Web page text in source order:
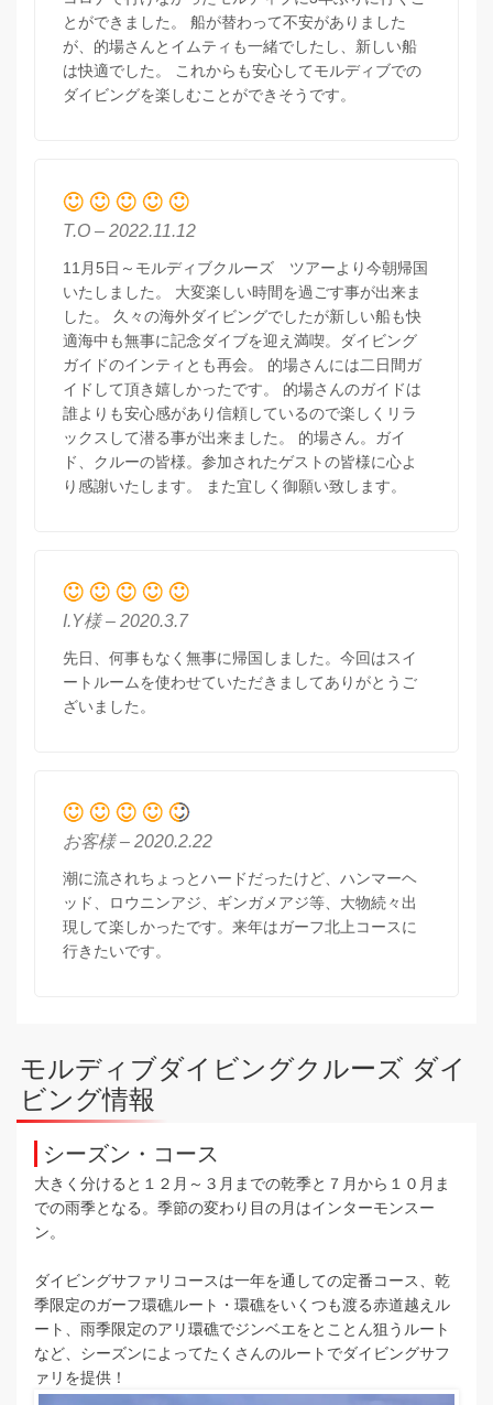
とができました。 船が替わって不安がありました
が、的場さんとイムティも一緒でしたし、新しい船
は快適でした。 これからも安心してモルディブでの
ダイビングを楽しむことができそうです。
T.O – 2022.11.12
11月5日～モルディブクルーズ ツアーより今朝帰国
いたしました。 大変楽しい時間を過ごす事が出来ま
した。 久々の海外ダイビングでしたが新しい船も快
適海中も無事に記念ダイブを迎え満喫。ダイビング
ガイドのインティとも再会。 的場さんには二日間ガ
イドして頂き嬉しかったです。 的場さんのガイドは
誰よりも安心感があり信頼しているので楽しくリラ
ックスして潜る事が出来ました。 的場さん。ガイ
ド、クルーの皆様。参加されたゲストの皆様に心よ
り感謝いたします。 また宜しく御願い致します。
I.Y様 – 2020.3.7
先日、何事もなく無事に帰国しました。今回はスイ
ートルームを使わせていただきましてありがとうご
ざいました。
お客様 – 2020.2.22
潮に流されちょっとハードだったけど、ハンマーヘ
ッド、ロウニンアジ、ギンガメアジ等、大物続々出
現して楽しかったです。来年はガーフ北上コースに
行きたいです。
モルディブダイビングクルーズ ダイ
ビング情報
シーズン・コース
大きく分けると１２月～３月までの乾季と７月から１０月ま
での雨季となる。季節の変わり目の月はインターモンスー
ン。
ダイビングサファリコースは一年を通しての定番コース、乾
季限定のガーフ環礁ルート・環礁をいくつも渡る赤道越えル
ート、雨季限定のアリ環礁でジンベエをとことん狙うルート
など、シーズンによってたくさんのルートでダイビングサフ
ァリを提供！